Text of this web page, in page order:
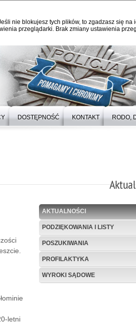
nie blokujesz tych plików, to zgadzasz się na
przeglądarki. Brak zmiany ustawienia
DOSTĘPNOŚĆ KONTAKT RODO,
letni
AKTUALNOŚCI
PODZIĘKOWANIA I LISTY
POSZUKIWANIA
PROFILAKTYKA
WYROKI SĄDOWE